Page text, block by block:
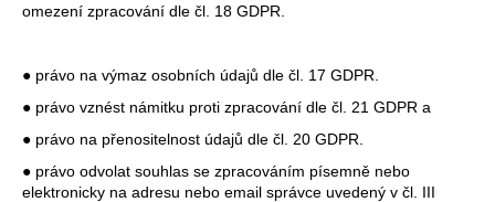
omezení zpracování dle čl. 18 GDPR.
● právo na výmaz osobních údajů dle čl. 17 GDPR.
● právo vznést námitku proti zpracování dle čl. 21 GDPR a
● právo na přenositelnost údajů dle čl. 20 GDPR.
● právo odvolat souhlas se zpracováním písemně nebo
elektronicky na adresu nebo email správce uvedený v čl. III